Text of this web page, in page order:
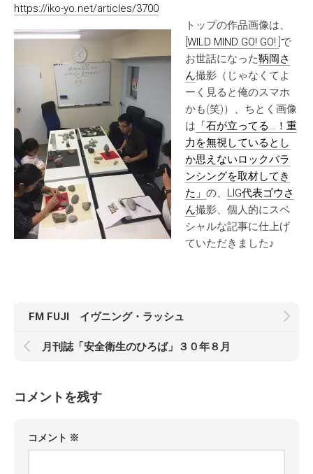
https://iko-yo.net/articles/3700
トップの作品画像は、
WILD MIND GO! GO! ]で
お世話になった鞆岡さ
ん撮影（じゃなくてよ
ーく見ると俺のスマホ
かも(笑)）、ちとく画像
は 「石が立ってる…！重
力を無視しているとし
か思えないロックバラ
ンシングを取材してき
た」 の、 LIG代表ゴウさ
ん撮影、個人的にスペ
シャルな記事に仕上げ
ていただきました♪
FM FUJI イヴニング・ラッシュ
月刊誌「安全衛生のひろば」３０年８月
コメントを残す
コメント ※